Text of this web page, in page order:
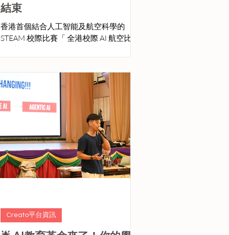
結束
香港首個結合人工智能及航空科學的
STEAM 校際比賽「 全港校際 AI 航空比賽
- 星宇盃 」，將於12月13日（六）於 香港
AI 航空比賽 - 星宇盃 由 Creato 及 香港電
腦教育學會 主辦， 星宇航空冠名贊助，
冠軍隊伍更可獲得由星宇航空贊助 ， 香
港台北經濟艙來回機票*！作為香港首個
結合人工智能及航空科學的 STEAM 校際
比賽，此賽事 旨在透過真實及實踐性的挑
戰，期望能啟發學生對 STEAM 的熱情！
星宇航空作為台灣以至全球的優質航空公
司，除獲得「SKYTRAX全球航空公司大
之一以外，更於全球知名航空乘客體驗協
會(APEX, Airline Passenger Experience
Creato平台資訊